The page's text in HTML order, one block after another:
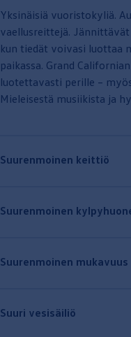
Yksinäisiä vuoristokyliä.
vaellusreittejä.
kun tiedät voivasi luottaa
paikassa. Grand
luotettavasti perille –
Mieleisestä musiikista ja
Suurenmoinen keittiö
Suurenmoinen
Suurenmoinen mukavuus
Suuri vesisäiliö